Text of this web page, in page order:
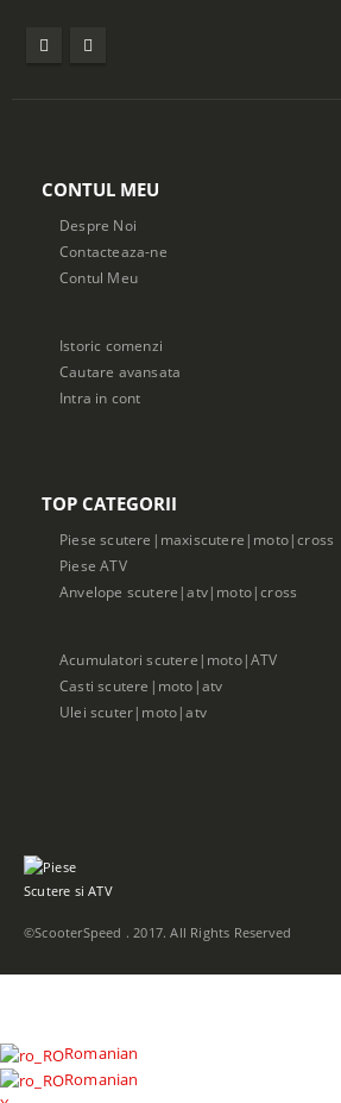
CONTUL MEU
Despre Noi
Contacteaza-ne
Contul Meu
Istoric comenzi
Cautare avansata
Intra in cont
TOP CATEGORII
Piese scutere|maxiscutere|moto|cross
Piese ATV
Anvelope scutere|atv|moto|cross
Acumulatori scutere|moto|ATV
Casti scutere|moto|atv
Ulei scuter|moto|atv
©ScooterSpeed . 2017. All Rights Reserved
Romanian
Romanian